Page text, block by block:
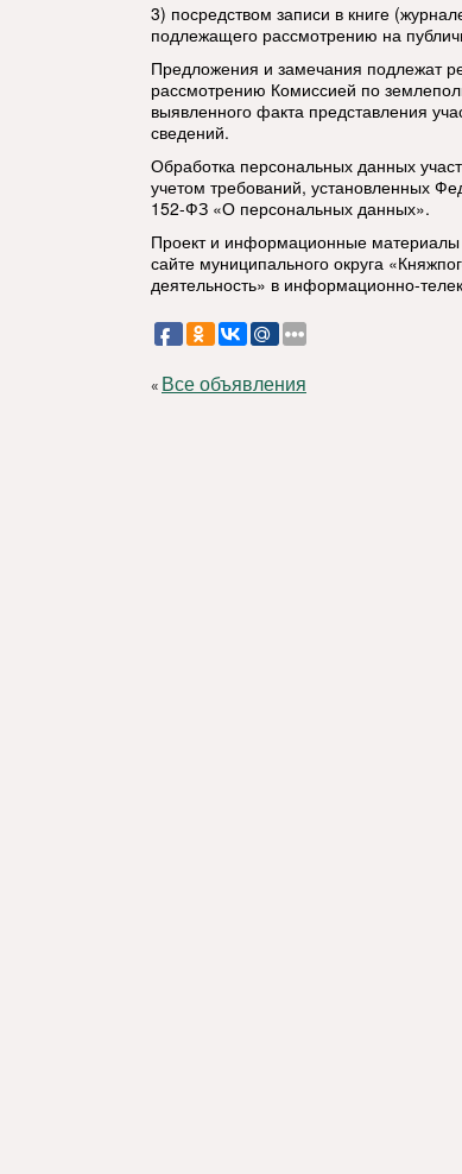
3) посредством записи в книге
подлежащего рассмотрению на
Предложения и замечания подлежат
рассмотрению Комиссией по
выявленного факта представления
сведений.
Обработка персональных данных
учетом требований, установленных
152-ФЗ «О персональных данных».
Проект и информационные
сайте муниципального округа
деятельность» в информационно-
« Все объявления